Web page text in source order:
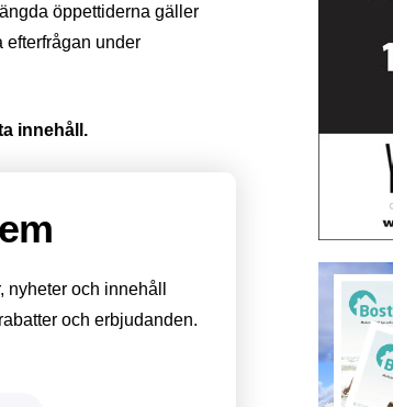
öppettiderna gäller
efterfrågan under
innehåll.
och innehåll
och erbjudanden.